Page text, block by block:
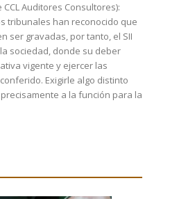
CCL Auditores Consultores):
tribunales han reconocido que
ser gravadas, por tanto, el SII
sociedad, donde su deber
vigente y ejercer las
Exigirle algo distinto
a la función para la